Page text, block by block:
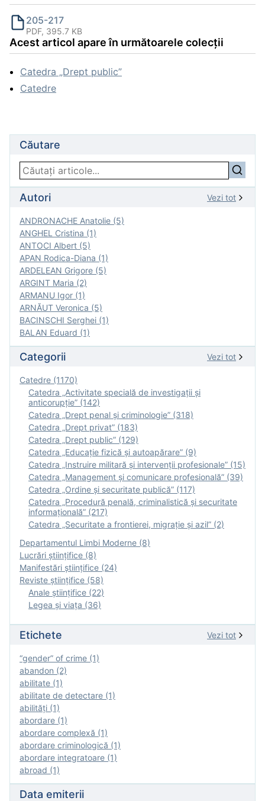
205-217
PDF, 395.7 KB
Acest articol apare în următoarele colecții
Catedra „Drept public”
Catedre
Căutare
Autori Vezi tot
ANDRONACHE Anatolie (5)
ANGHEL Cristina (1)
ANTOCI Albert (5)
APAN Rodica-Diana (1)
ARDELEAN Grigore (5)
ARGINT Maria (2)
ARMANU Igor (1)
ARNĂUT Veronica (5)
BACINSCHI Serghei (1)
BALAN Eduard (1)
Categorii Vezi tot
Catedre (1170)
Catedra „Activitate specială de investigaţii şi
anticorupție” (142)
Catedra „Drept penal și criminologie” (318)
Catedra „Drept privat” (183)
Catedra „Drept public” (129)
Catedra „Educație fizică şi autoapărare” (9)
Catedra „Instruire militară şi intervenţii profesionale” (15)
Catedra „Management și comunicare profesională” (39)
Catedra „Ordine și securitate publică” (117)
Catedra „Procedură penală, criminalistică și securitate
informațională” (217)
Catedra „Securitate a frontierei, migrație și azil” (2)
Departamentul Limbi Moderne (8)
Lucrări științifice (8)
Manifestări ştiinţifice (24)
Reviste ştiinţifice (58)
Anale ştiinţifice (22)
Legea şi viaţa (36)
Etichete Vezi tot
“gender” of crime (1)
abandon (2)
abilitate (1)
abilitate de detectare (1)
abilităţi (1)
abordare (1)
abordare complexă (1)
abordare criminologică (1)
abordare integratoare (1)
abroad (1)
Data emiterii